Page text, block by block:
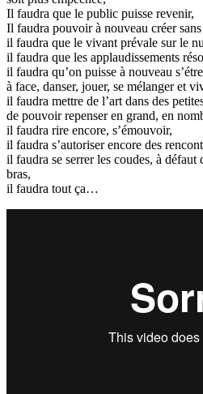
Il faudra que le public puisse revenir,
Il faudra pouvoir à nouveau créer
il faudra que le vivant prévale sur le
il faudra que les applaudissements
il faudra qu’on puisse à nouveau
à face, danser, jouer, se mélanger et
il faudra mettre de l’art dans des
de pouvoir repenser en grand, en
il faudra rire encore, s’émouvoir,
il faudra s’autoriser encore des
il faudra se serrer les coudes, à
bras,
il faudra tout ça…